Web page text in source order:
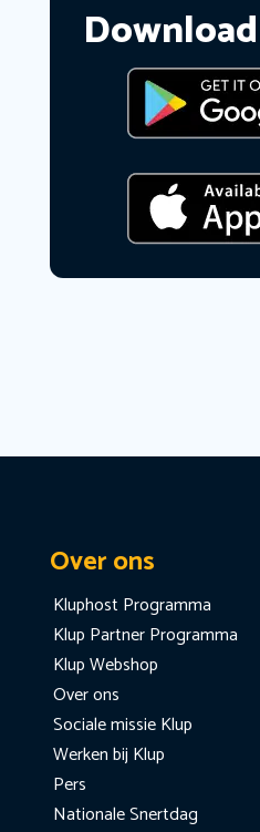
Download
Over ons
Kluphost Programma
Klup Partner Programma
Klup Webshop
Over ons
Sociale missie Klup
Werken bij Klup
Pers
Nationale Snertdag